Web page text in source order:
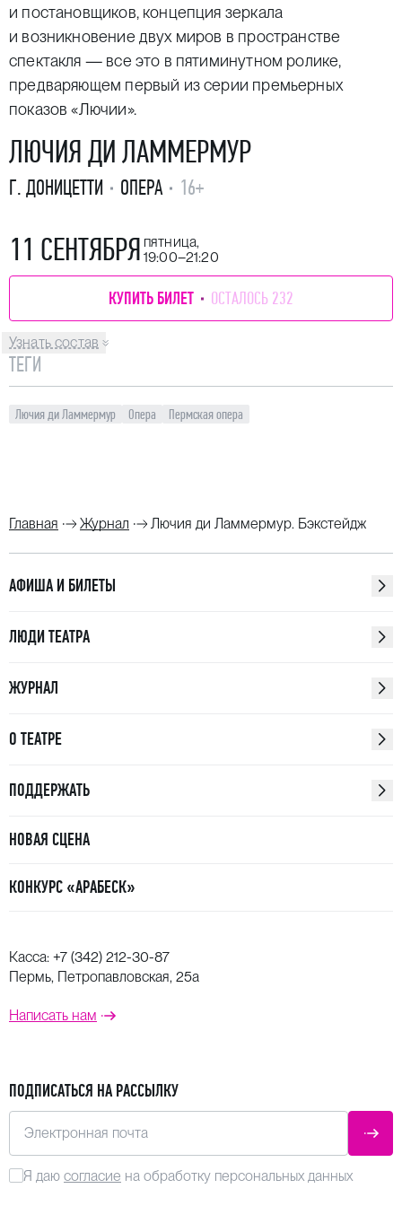
и постановщиков, концепция зеркала
и возникновение двух миров в пространстве
спектакля — все это в пятиминутном ролике,
предваряющем первый из серии премьерных
показов «Лючии».
ЛЮЧИЯ ДИ ЛАММЕРМУР
Г. ДОНИЦЕТТИ ОПЕРА 16+
11 СЕНТЯБРЯ
Узнать состав
пятница,
19:00–21:20
КУПИТЬ БИЛЕТ ОСТАЛОСЬ 232
ТЕГИ
Лючия ди Ламмермур Опера Пермская опера
Главная Журнал Лючия ди Ламмермур. Бэкстейдж
АФИША И БИЛЕТЫ
ЛЮДИ ТЕАТРА
ЖУРНАЛ
О ТЕАТРЕ
ПОДДЕРЖАТЬ
НОВАЯ СЦЕНА
КОНКУРС «АРАБЕСК»
Касса: +7 (342) 212-30-87
Пермь, Петропавловская, 25а
Написать нам
ПОДПИСАТЬСЯ НА РАССЫЛКУ
Электронная почта
Я даю согласие на обработку персональных данных